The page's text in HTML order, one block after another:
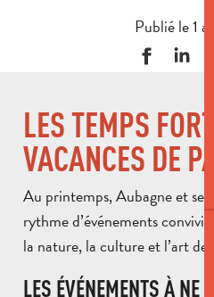
Publié le 1
LES TEMPS
VACANCES DE
Au printemps, Aubagne et
rythme d’événements
la nature, la culture et l’art de
LES ÉVÉNEMENTS À NE